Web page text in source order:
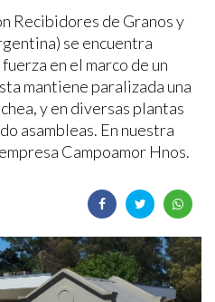
Recibidores de Granos y
se encuentra
en el marco de un
mantiene paralizada una
y en diversas plantas
asambleas. En nuestra
Campoamor Hnos.